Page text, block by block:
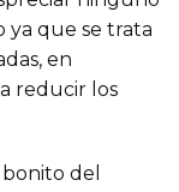
ya que se trata
en
reducir los
del